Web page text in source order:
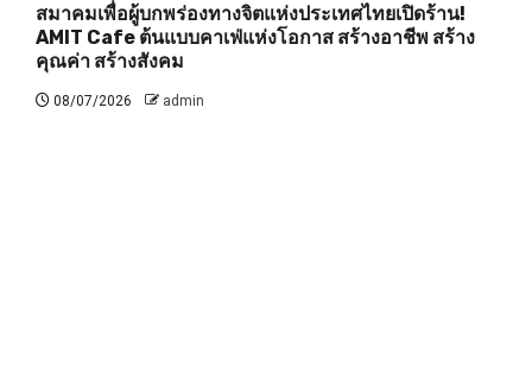
สมาคมเพื่อผู้บกพร่องทางจิตแห่งประเทศไทยเปิดร้าน!
AMIT Cafe ต้นแบบคาเฟ่แห่งโอกาส สร้างอาชีพ สร้าง
คุณค่า สร้างสังคม
08/07/2026 admin